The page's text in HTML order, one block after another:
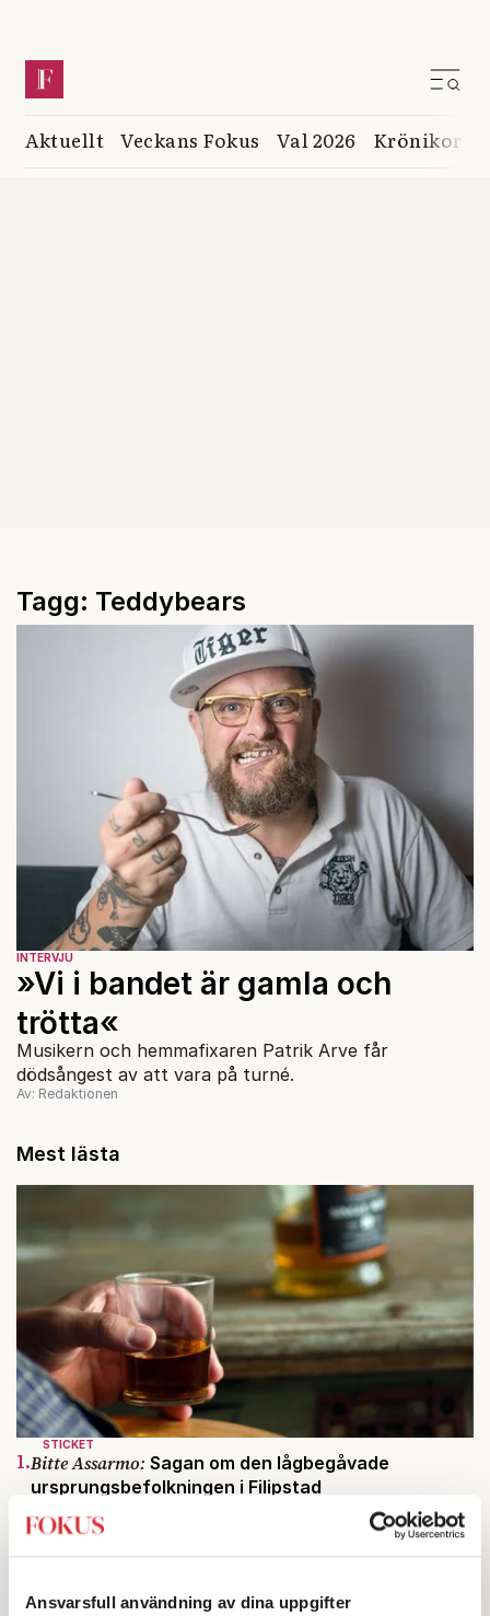
Ansvarsfull användning av dina uppgifter
Aktuellt Veckans Fokus Val 2026 Krönikor
Tagg: Teddybears
INTERVJU
»Vi i bandet är gamla och
trötta«
Musikern och hemmafixaren Patrik Arve får
dödsångest av att vara på turné.
Av: Redaktionen
Mest lästa
STICKET
1.Bitte Assarmo: Sagan om den lågbegåvade
ursprungsbefolkningen i Filipstad
2.Den röda tråden som brast
KRÖNIKA
franska civilisationen